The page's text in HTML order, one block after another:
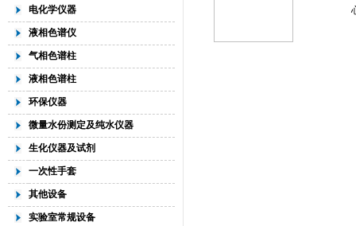
电化学仪器
液相色谱仪
气相色谱柱
液相色谱柱
环保仪器
微量水份测定及纯水仪器
生化仪器及试剂
一次性手套
其他设备
实验室常规设备